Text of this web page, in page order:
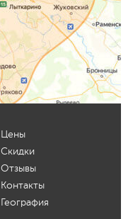
Цены
Скидки
Отзывы
Контакты
География